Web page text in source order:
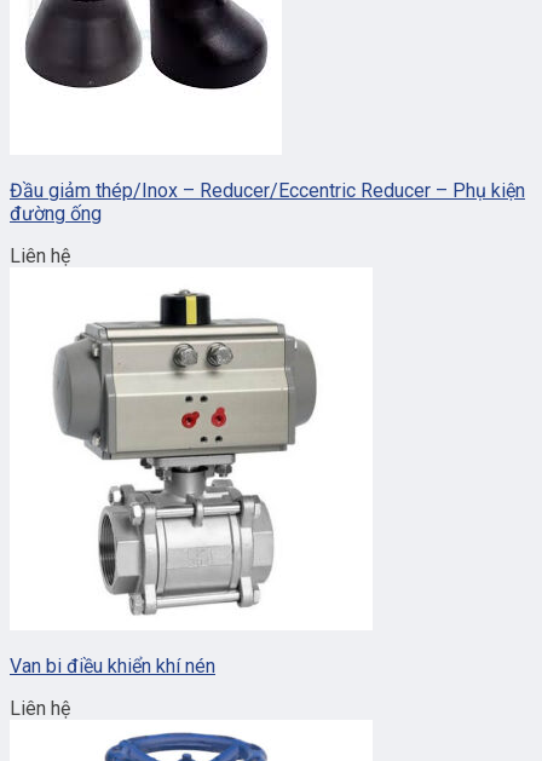
Đầu giảm thép/Inox – Reducer/Eccentric Reducer – Phụ kiện
đường ống
Liên hệ
Van bi điều khiển khí nén
Liên hệ